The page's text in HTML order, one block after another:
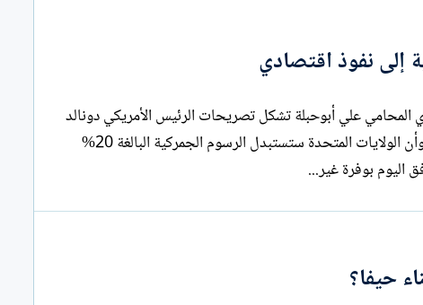
إلى نفوذ اقتصادي
مضيق هرمز... حين تتحول القوة العسكرية إلى نفوذ اقتصادي المحامي علي أبوحبلة تشكل تصريحات الرئيس الأمريكي دونالد
ترامب، التي أكد فيها أن "مضيق هرمز مفتوح أمام السفن"، وأن الولايات المتحدة ستستبدل الرسوم الجمركية البالغة 20%
اليوم بوفرة غير...
حيفا؟